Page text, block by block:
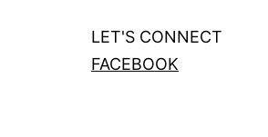
LET'S CONNECT
FACEBOOK